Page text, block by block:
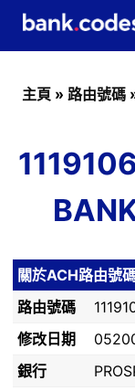
主頁 » 路由號碼
關於ACH路由號
路由號碼
修改日期
銀行